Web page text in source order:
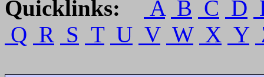
Quicklinks: A B C D
Q R S T U V W X Y